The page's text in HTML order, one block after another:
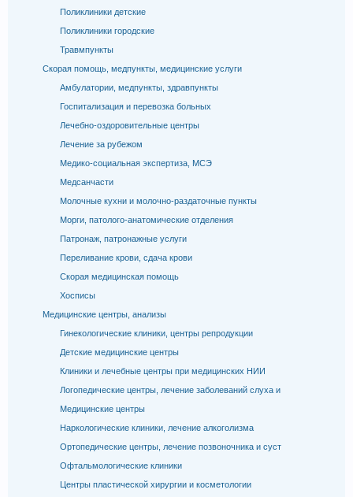
Поликлиники детские
Поликлиники городские
Травмпункты
Скорая помощь, медпункты, медицинские услуги
Амбулатории, медпункты, здравпункты
Госпитализация и перевозка больных
Лечебно-оздоровительные центры
Лечение за рубежом
Медико-социальная экспертиза, МСЭ
Медсанчасти
Молочные кухни и молочно-раздаточные пункты
Морги, патолого-анатомические отделения
Патронаж, патронажные услуги
Переливание крови, сдача крови
Скорая медицинская помощь
Хосписы
Медицинские центры, анализы
Гинекологические клиники, центры репродукции
Детские медицинские центры
Клиники и лечебные центры при медицинских НИИ
Логопедические центры, лечение заболеваний слуха и
Медицинские центры
Наркологические клиники, лечение алкоголизма
Ортопедические центры, лечение позвоночника и суст
Офтальмологические клиники
Центры пластической хирургии и косметологии